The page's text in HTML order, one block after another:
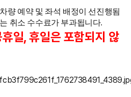
량 예약 및 좌석 배정이 선진행됨
취소 수수료가 부과됩니다.
일, 휴일은 포함되지 않